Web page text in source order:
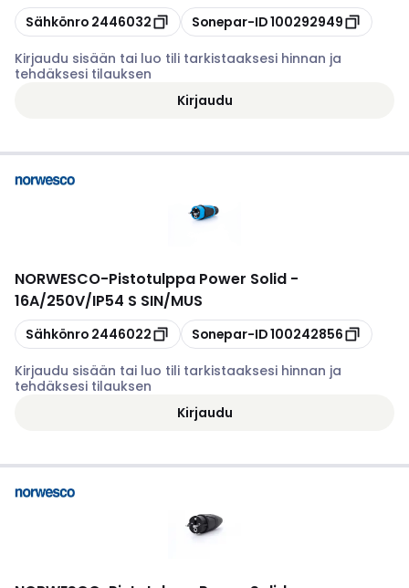
Kopioi
Sähkönro 2446032 Kopioi
Sonepar-ID100292949
Kirjaudu sisään tai luo tili tarkistaaksesi hinnan ja
tehdäksesi tilauksen
Kirjaudu
NORWESCO-Pistotulppa Power Solid -
16A/250V/IP54 S SIN/MUS
Kopioi
Sähkönro 2446022 Kopioi
Sonepar-ID100242856
Kirjaudu sisään tai luo tili tarkistaaksesi hinnan ja
tehdäksesi tilauksen
Kirjaudu